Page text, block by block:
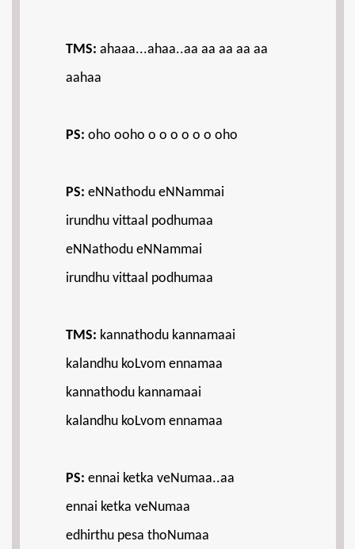
TMS: ahaaa...ahaa..aa aa aa aa aa
aahaa
PS: oho ooho o o o o o o oho
PS: eNNathodu eNNammai
irundhu vittaal podhumaa
eNNathodu eNNammai
irundhu vittaal podhumaa
TMS: kannathodu kannamaai
kalandhu koLvom ennamaa
kannathodu kannamaai
kalandhu koLvom ennamaa
PS: ennai ketka veNumaa..aa
ennai ketka veNumaa
edhirthu pesa thoNumaa